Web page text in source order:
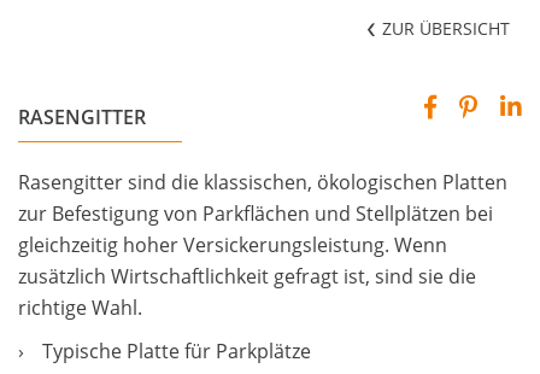
ZUR ÜBERSICHT
RASENGITTER
Rasengitter sind die klassischen, ökologischen Platten
zur Befestigung von Parkflächen und Stellplätzen bei
gleichzeitig hoher Versickerungsleistung. Wenn
zusätzlich Wirtschaftlichkeit gefragt ist, sind sie die
richtige Wahl.
Typische Platte für Parkplätze